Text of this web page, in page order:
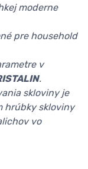
moderne
pre household
v
.
skloviny je
hrúbky skloviny
vo